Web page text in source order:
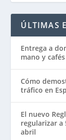
ÚLTIMAS
Entrega a
mano y
Cómo
tráfico en
El nuevo
regularizar a
abril